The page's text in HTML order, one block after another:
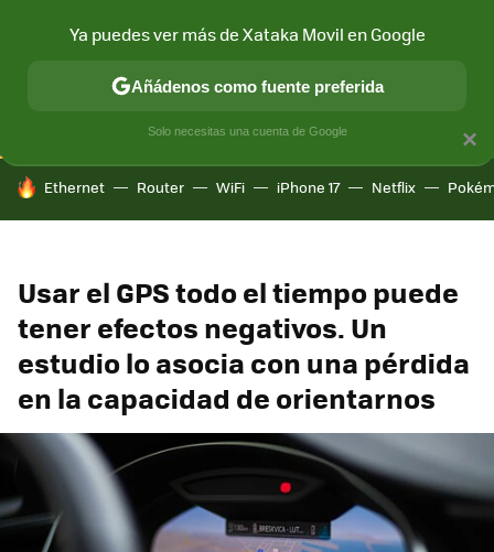
CONECTIVIDAD MÓVIL Y SOCIEDAD APLICACIONES
HOY SE HABLA DE
Ethernet Router WiFi iPhone 17 Netflix
Usar el GPS todo el tiempo puede
tener efectos negativos. Un
estudio lo asocia con una pérdida
en la capacidad de orientarnos
×
Ya puedes ver más de Xataka Movil en Google
Añádenos como fuente preferida
Solo necesitas una cuenta de Google